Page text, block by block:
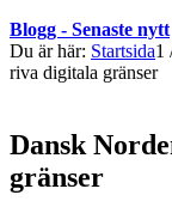
Blogg - Senaste nytt
Du är här: Startsida1
riva digitala gränser
Dansk
gränser